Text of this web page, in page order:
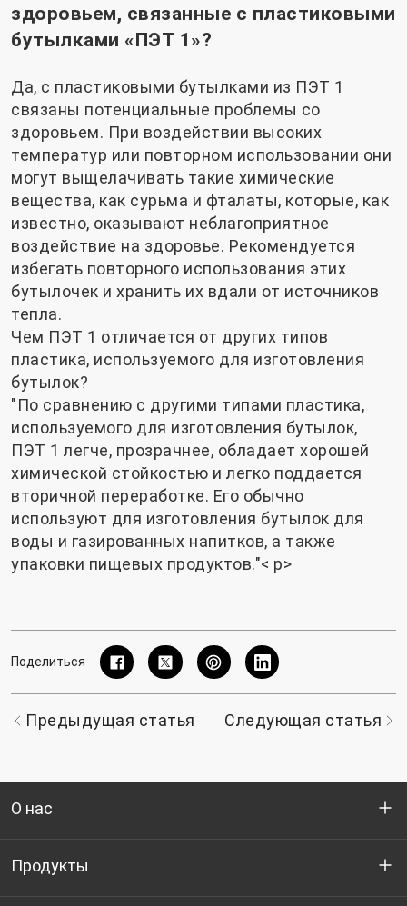
здоровьем, связанные с пластиковыми
бутылками «ПЭТ 1»?
Да, с пластиковыми бутылками из ПЭТ 1
связаны потенциальные проблемы со
здоровьем. При воздействии высоких
температур или повторном использовании они
могут выщелачивать такие химические
вещества, как сурьма и фталаты, которые, как
известно, оказывают неблагоприятное
воздействие на здоровье. Рекомендуется
избегать повторного использования этих
бутылочек и хранить их вдали от источников
тепла.
Чем ПЭТ 1 отличается от других типов
пластика, используемого для изготовления
бутылок?
"По сравнению с другими типами пластика,
используемого для изготовления бутылок,
ПЭТ 1 легче, прозрачнее, обладает хорошей
химической стойкостью и легко поддается
вторичной переработке. Его обычно
используют для изготовления бутылок для
воды и газированных напитков, а также
упаковки пищевых продуктов."< р>
Поделиться
Предыдущая статья Следующая статья
О нас
Кто мы
Продукты